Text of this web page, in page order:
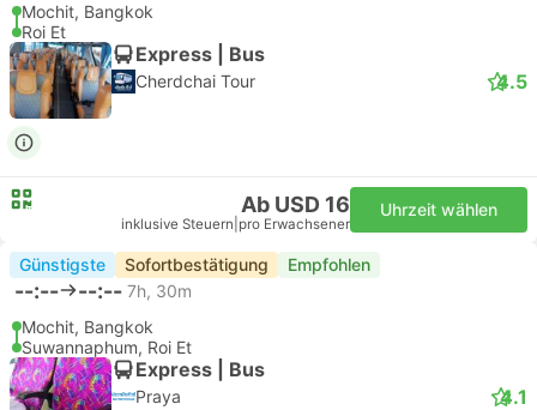
Mochit, Bangkok
Roi Et
Express | Bus
Cherdchai Tour 4.5
Ab USD 16
inklusive Steuern pro Erwachsener
Uhrzeit wählen
Günstigste Sofortbestätigung Empfohlen
--:-- --:-- 7h, 30m
Mochit, Bangkok
Suwannaphum, Roi Et
Express | Bus
Praya 4.1